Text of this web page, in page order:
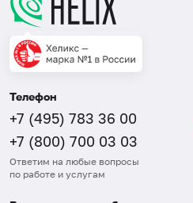
Телефон
+7 (495) 783 36 00
+7 (800) 700 03 03
Ответим на любые вопросы
по работе и услугам